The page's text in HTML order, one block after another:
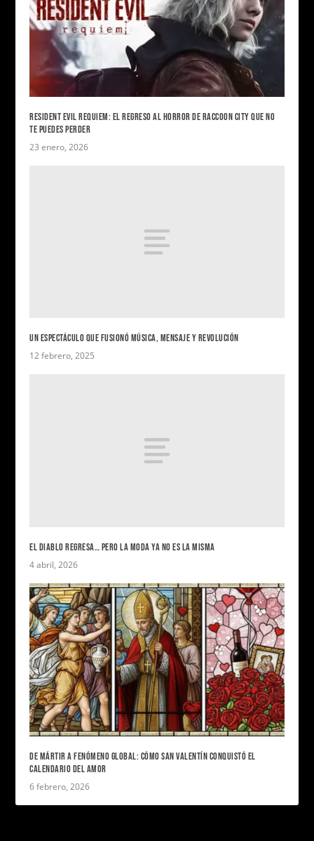
RESIDENT EVIL REQUIEM: EL REGRESO AL HORROR DE RACCOON CITY QUE NO
TE PUEDES PERDER
23 enero, 2026
UN ESPECTÁCULO QUE FUSIONÓ MÚSICA, MENSAJE Y REVOLUCIÓN
12 febrero, 2025
EL DIABLO REGRESA… PERO LA MODA YA NO ES LA MISMA
4 abril, 2026
DE MÁRTIR A FENÓMENO GLOBAL: CÓMO SAN VALENTÍN CONQUISTÓ EL
CALENDARIO DEL AMOR
6 febrero, 2026